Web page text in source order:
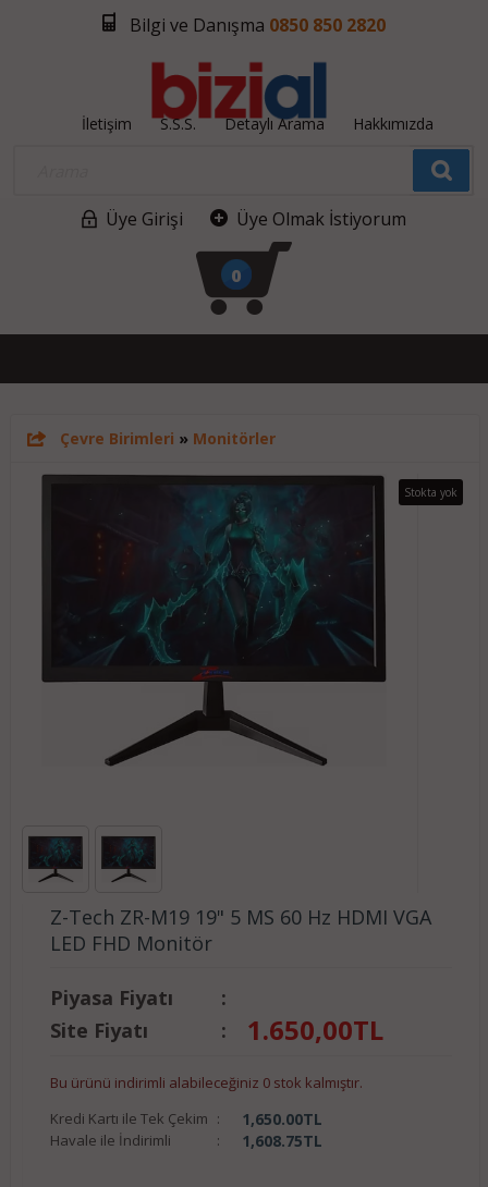
Bilgi ve Danışma 0850 850 2820
İletişim S.S.S. Detaylı Arama Hakkımızda
Üye Girişi Üye Olmak İstiyorum
0
Çevre Birimleri » Monitörler
Stokta yok
Z-Tech ZR-M19 19" 5 MS 60 Hz HDMI VGA
LED FHD Monitör
Piyasa Fiyatı
:
Site Fiyatı
: 1.650,00TL
Bu ürünü indirimli alabileceğiniz 0 stok kalmıştır.
Kredi Kartı ile Tek Çekim : 1,650.00TL
Havale ile İndirimli : 1,608.75TL